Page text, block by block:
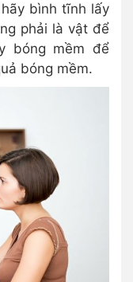
bình tĩnh lấy
phải là vật để
bóng mềm để
bóng mềm.